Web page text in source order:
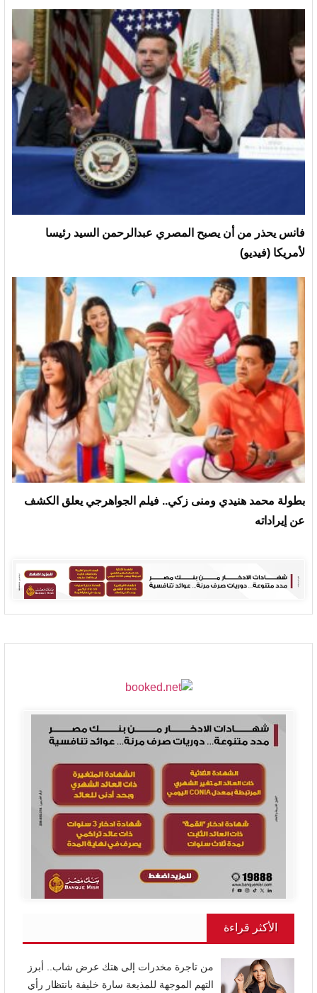
فانس يحذر من أن يصبح المصري عبدالرحمن السيد رئيسا
لأمريكا (فيديو)
بطولة محمد هنيدي ومنى زكي.. فيلم الجواهرجي يعلق الكشف
عن إيراداته
الأكثر قراءة
من تاجرة مخدرات إلى هتك عرض شاب.. أبرز
التهم الموجهة للمذيعة سارة خليفة بانتظار رأي